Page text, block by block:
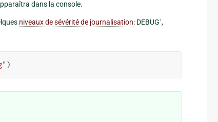
dans la console.
niveaux de sévérité de journalisation: DEBUG`,
)